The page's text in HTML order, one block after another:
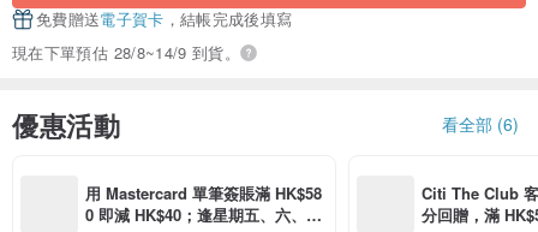
免費贈送電子賀卡 ，結帳完成後填寫
現在下單預估 28/8~14/9 到貨。
優惠活動 看全部 (6)
用 Mastercard 單筆簽賬滿 HK$58
0 即減 HK$40；逢星期五、六、日
Citi The Club
分回贈，滿